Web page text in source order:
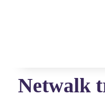
Netwalk